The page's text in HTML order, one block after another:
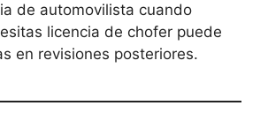
de automovilista cuando
licencia de chofer puede
en revisiones posteriores.